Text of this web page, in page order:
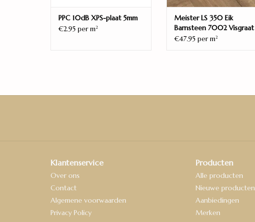
PPC 10dB XPS-plaat 5mm
€2.95 per m2
Meister LS 350 Eik
Barnsteen 7002 Visgraat
€47.95 per m2
Klantenservice
Over ons
Contact
Algemene voorwaarden
Privacy Policy
Producten
Alle producten
Nieuwe producten
Aanbiedingen
Merken